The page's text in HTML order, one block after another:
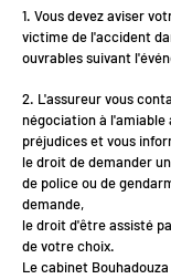
1. Vous devez aviser
victime de l'accident
ouvrables suivant
2. L'assureur vous
négociation à l'amiable
préjudices et vous
le droit de demander
de police ou de
demande,
le droit d'être assisté
de votre choix.
Le cabinet